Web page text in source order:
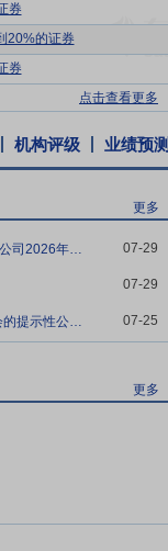
区为核心，以重
本营的深度根基优
全覆盖。聚焦“西部双
深耕”双轨并行，持续
态伙伴协同”模式推
管理机制，差异化配
率与品牌影响力。
能材料”重点专项课
被动降温解决方案。
研发平台，以及西南
》等标准修订。
系统化的安全环保管
的强制认证通关，三
本的0.98%。公司
券
20%的证券
券
点击查看更多
机构评级 业绩预测
更多
渝三峡Ａ:国浩律师(重庆)事务所关于重庆三峡油漆股份有限公司2026年第二次临时股东会的法律意见书 07-29
07-29
渝三峡Ａ:公告2026-038:关于召开2026年第二次临时股东会的提示性公告(更新后) 07-25
更多